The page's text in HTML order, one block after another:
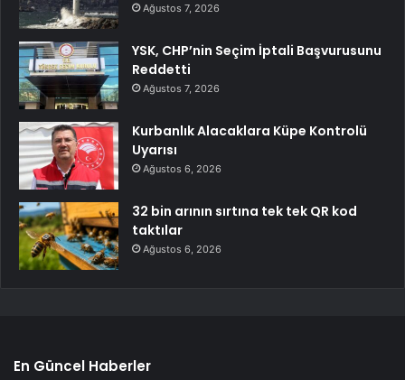
Ağustos 7, 2026
YSK, CHP’nin Seçim İptali Başvurusunu
Reddetti
Ağustos 7, 2026
Kurbanlık Alacaklara Küpe Kontrolü
Uyarısı
Ağustos 6, 2026
32 bin arının sırtına tek tek QR kod
taktılar
Ağustos 6, 2026
En Güncel Haberler